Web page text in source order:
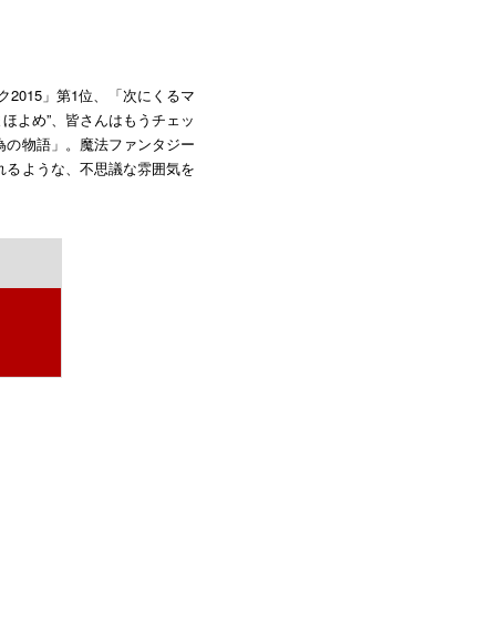
2015」第1位、「次にくるマ
よめ”、皆さんはもうチェッ
物語」。魔法ファンタジー
ような、不思議な雰囲気を